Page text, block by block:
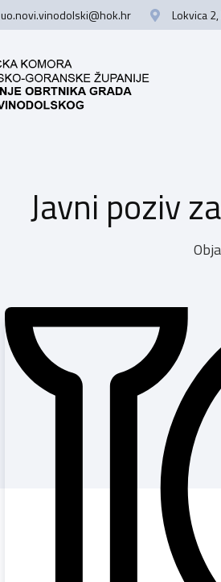
uo.novi.vinodolski@hok.hr Lokvica
Javni poziv